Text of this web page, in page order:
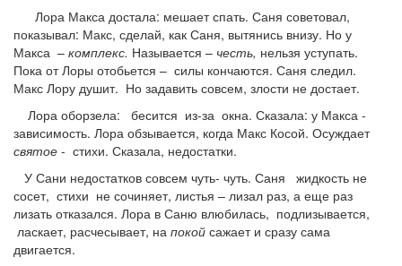
Лора Макса достала: мешает спать. Саня советовал,
показывал: Макс, сделай, как Саня, вытянись внизу. Но у
Макса – комплекс. Называется – честь, нельзя уступать.
Пока от Лоры отобьется – силы кончаются. Саня следил.
Макс Лору душит. Но задавить совсем, злости не достает.
Лора оборзела: бесится из-за окна. Сказала: у Макса -
зависимость. Лора обзывается, когда Макс Косой. Осуждает
святое - стихи. Сказала, недостатки.
У Сани недостатков совсем чуть- чуть. Саня жидкость не
сосет, стихи не сочиняет, листья – лизал раз, а еще раз
лизать отказался. Лора в Саню влюбилась, подлизывается,
ласкает, расчесывает, на покой сажает и сразу сама
двигается.